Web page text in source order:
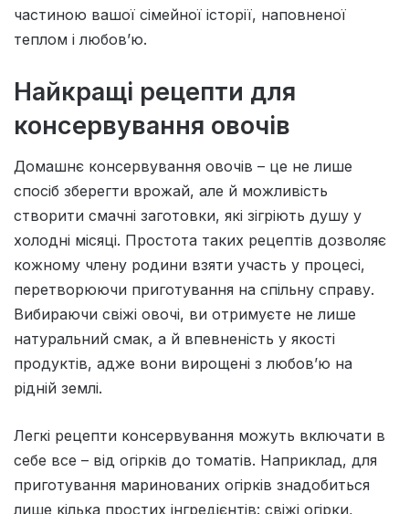
частиною вашої сімейної історії, наповненої
теплом і любов’ю.
Найкращі рецепти для
консервування овочів
Домашнє консервування овочів – це не лише
спосіб зберегти врожай, але й можливість
створити смачні заготовки, які зігріють душу у
холодні місяці. Простота таких рецептів дозволяє
кожному члену родини взяти участь у процесі,
перетворюючи приготування на спільну справу.
Вибираючи свіжі овочі, ви отримуєте не лише
натуральний смак, а й впевненість у якості
продуктів, адже вони вирощені з любов’ю на
рідній землі.
Легкі рецепти консервування можуть включати в
себе все – від огірків до томатів. Наприклад, для
приготування маринованих огірків знадобиться
лише кілька простих інгредієнтів: свіжі огірки,